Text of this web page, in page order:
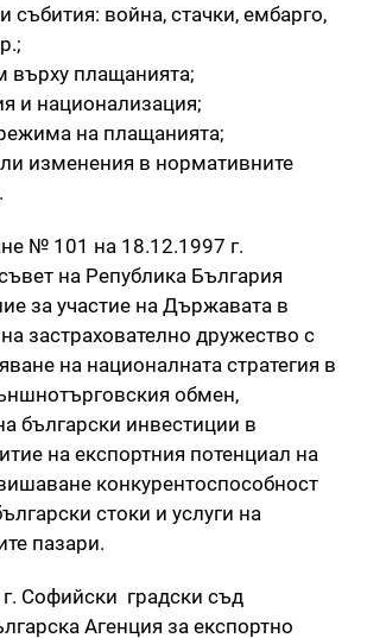
събития: война, стачки, ембарго,
върху плащанията;
и национализация;
на плащанията;
изменения в нормативните
№ 101 на 18.12.1997 г.
на Република България
за участие на Държавата в
застрахователно дружество с
на националната стратегия в
обмен,
български инвестиции в
на експортния потенциал на
конкурентоспособност
стоки и услуги на
пазари.
Софийски градски съд
Агенция за експортно